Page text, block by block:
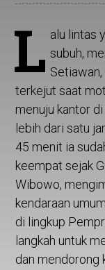
L alu lintas
subuh,
terkejut saat
menuju kantor
lebih dari satu
45 menit ia
keempat sejak
Wibowo,
kendaraan
di lingkup
langkah untuk
dan mendorong